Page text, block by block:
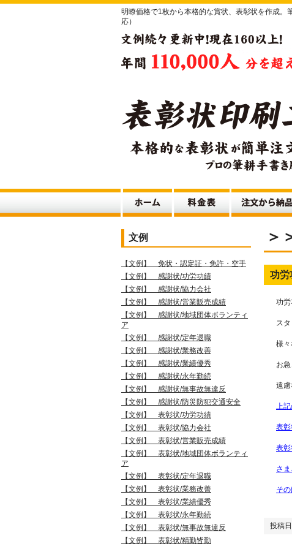
明瞭価格で1枚から本格的な賞状、表彰状を作成
応）
＞
功労
功労
ス
様々
お
遠慮
上
表
表
さ
そ
投稿
文例
【文例】 免状・認定証・免許・空手
【文例】 感謝状/功労功績
【文例】 感謝状/協力会社
【文例】 感謝状/営業販売成績
【文例】 感謝状/地域団体ボランティ
ア
【文例】 感謝状/定年退職
【文例】 感謝状/業務改善
【文例】 感謝状/業績優秀
【文例】 感謝状/永年勤続
【文例】 感謝状/無事故無違反
【文例】 感謝状/防災防犯交通安全
【文例】 表彰状/功労功績
【文例】 表彰状/協力会社
【文例】 表彰状/営業販売成績
【文例】 表彰状/地域団体ボランティ
ア
【文例】 表彰状/定年退職
【文例】 表彰状/業務改善
【文例】 表彰状/業績優秀
【文例】 表彰状/永年勤続
【文例】 表彰状/無事故無違反
【文例】 表彰状/精勤皆勤